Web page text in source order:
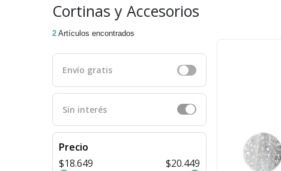
Cortinas y Accesorios
2 Artículos encontrados
Envío gratis
Sin interés
Precio
$18.649
$20.449